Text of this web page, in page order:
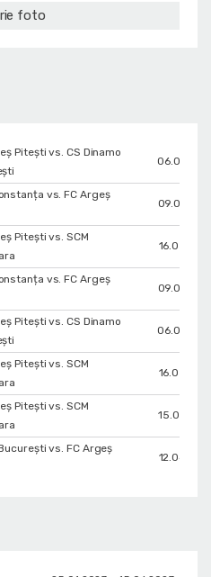
foto
Pitești vs. CS Dinamo
vs. FC Argeș
Pitești vs. SCM
vs. FC Argeș
Pitești vs. CS Dinamo
Pitești vs. SCM
Pitești vs. SCM
vs. FC Argeș